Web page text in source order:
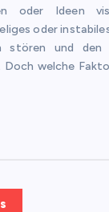
oder Ideen
oder
stören und den
Doch welche